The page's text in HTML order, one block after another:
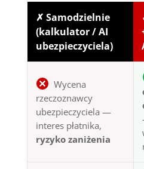
✗ Samodzielnie
(kalkulator / AI
ubezpieczyciela)
Wycena
rzeczoznawcy
ubezpieczyciela —
interes płatnika,
ryzyko zaniżenia